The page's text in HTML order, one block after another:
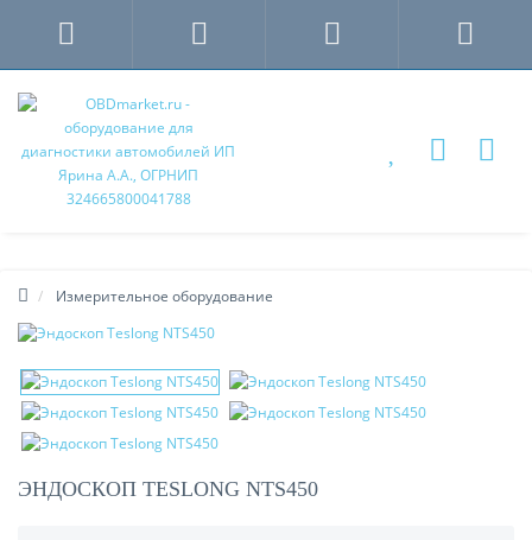
Измерительное оборудование
ЭНДОСКОП TESLONG NTS450